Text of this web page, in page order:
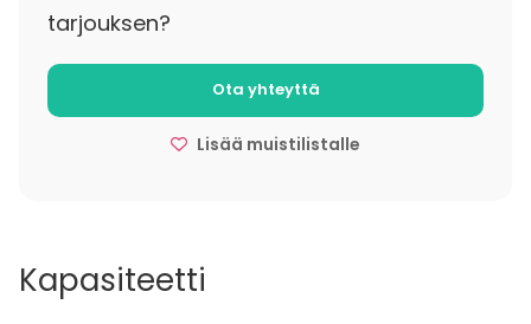
Kokoustiloista 100 % veloitus tilavuokrasta alle 14
arkipäivää ennen tilaisuutta tapahtuneesta
peruutuksesta.
tarjouksen?
Ota yhteyttä
Lisää muistilistalle
Kapasiteetti